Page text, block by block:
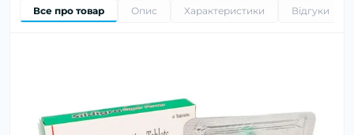
Все про товар Опис Характеристики Відгуки